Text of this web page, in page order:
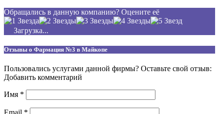
Обращались в данную компанию? Оцените её
Загрузка...
Отзывы о Фармация №3 в Майкопе
Пользовались услугами данной фирмы? Оставьте свой отзыв:
Добавить комментарий
Имя *